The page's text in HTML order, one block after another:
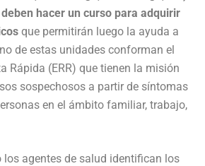
hacer un curso para adquirir
que permitirán luego la ayuda a
de estas unidades conforman el
Rápida (ERR) que tienen la misión
sospechosos a partir de síntomas
en el ámbito familiar, trabajo,
los agentes de salud identifican los